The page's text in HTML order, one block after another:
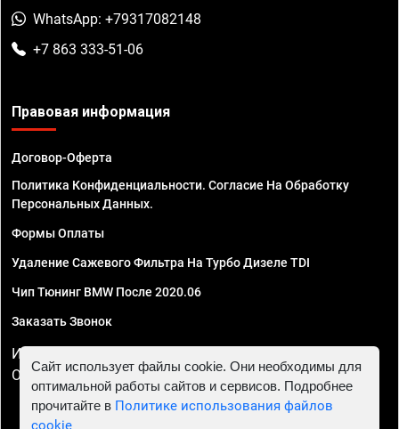
WhatsApp: +79317082148
+7 863 333-51-06
Правовая информация
Договор-Оферта
Политика Конфиденциальности. Согласие На Обработку
Персональных Данных.
Формы Оплаты
Удаление Сажевого Фильтра На Турбо Дизеле TDI
Чип Тюнинг BMW После 2020.06
Заказать Звонок
ИП Смирнов Георгий Павлович. ИНН 781302555843,
ОГРНИП 324470400032610
Сайт использует файлы cookie. Они необходимы для
оптимальной работы сайтов и сервисов. Подробнее
прочитайте в Политике использования файлов
cookie